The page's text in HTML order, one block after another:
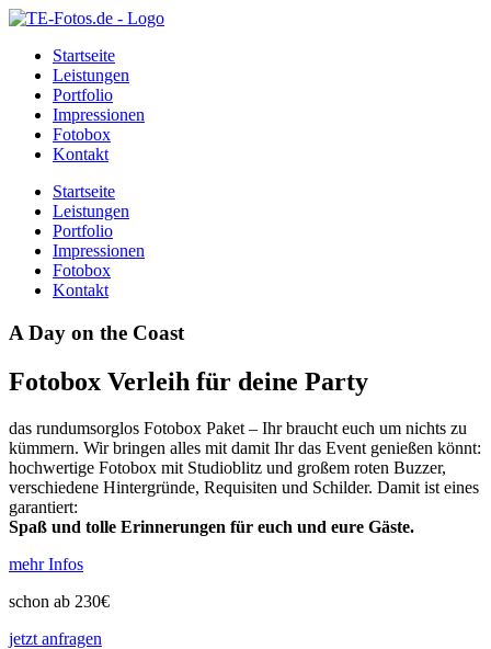
Startseite
Leistungen
Portfolio
Impressionen
Fotobox
Kontakt
Startseite
Leistungen
Portfolio
Impressionen
Fotobox
Kontakt
A Day on the Coast
Fotobox Verleih für deine Party
das rundumsorglos Fotobox Paket – Ihr braucht euch um nichts zu
kümmern. Wir bringen alles mit damit Ihr das Event genießen könnt:
hochwertige Fotobox mit Studioblitz und großem roten Buzzer,
verschiedene Hintergründe, Requisiten und Schilder. Damit ist eines
garantiert:
Spaß und tolle Erinnerungen für euch und eure Gäste.
mehr Infos
schon ab 230€
jetzt anfragen